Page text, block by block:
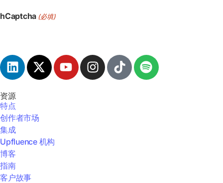
件
hCaptcha (必填)
资源
特点
创作者市场
集成
Upfluence 机构
博客
指南
客户故事